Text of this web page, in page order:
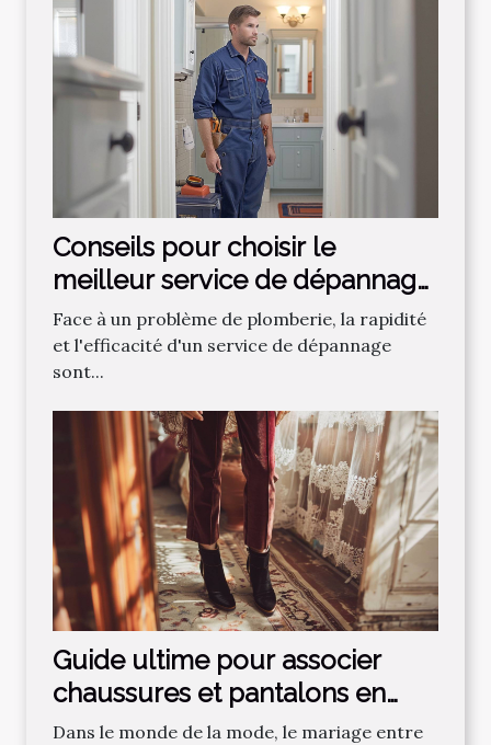
Conseils pour choisir le
meilleur service de dépannage
plomberie
Face à un problème de plomberie, la rapidité
et l'efficacité d'un service de dépannage
sont...
Guide ultime pour associer
chaussures et pantalons en
velours
Dans le monde de la mode, le mariage entre